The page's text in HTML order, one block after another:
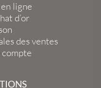
ligne
d’or
des ventes